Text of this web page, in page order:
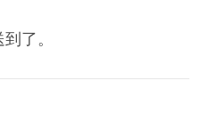
了。